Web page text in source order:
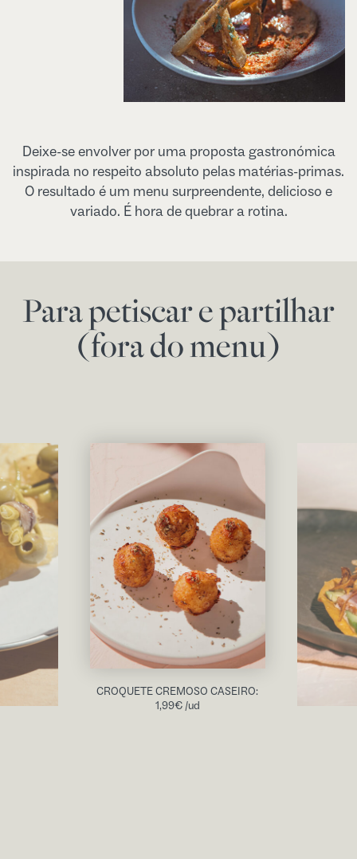
Deixe-se envolver por uma proposta gastronómica
inspirada no respeito absoluto pelas matérias-primas.
O resultado é um menu surpreendente, delicioso e
variado. É hora de quebrar a rotina.
Para petiscar e partilhar
(fora do menu)
CROQUETE CREMOSO CASEIRO:
1,99€/ud